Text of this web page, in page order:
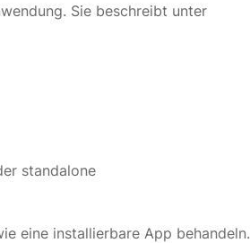
Sie beschreibt unter
standalone
eine installierbare App behandeln.